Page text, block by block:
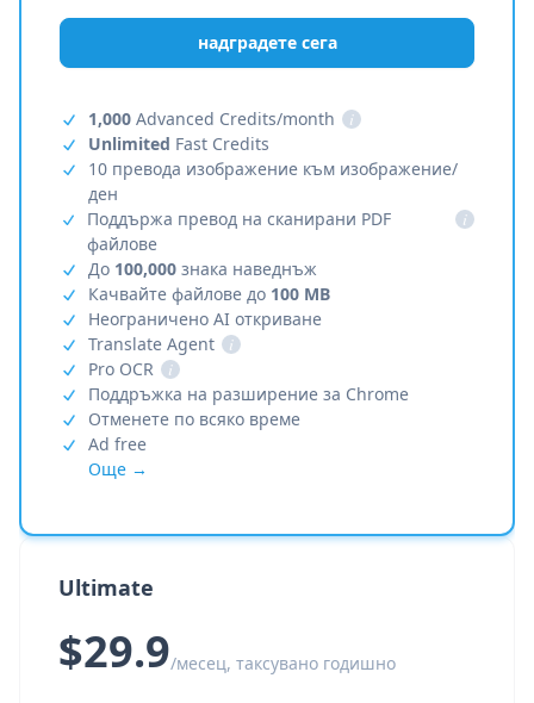
надградете сега
1,000 Advanced Credits/month
i
Unlimited Fast Credits
10 превода изображение към изображение/
ден
Поддържа превод на сканирани PDF
файлове
i
До 100,000 знака наведнъж
Качвайте файлове до 100 MB
Неограничено AI откриване
Translate Agent
i
Pro OCR
i
Поддръжка на разширение за Chrome
Отменете по всяко време
Ad free
Още →
Ultimate
$29.9/месец, таксувано годишно